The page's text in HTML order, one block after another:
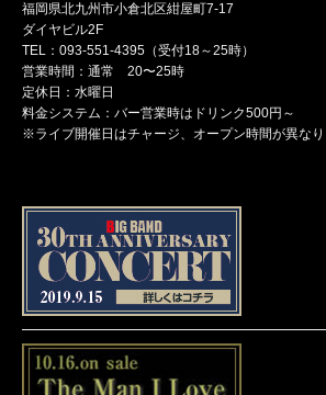
福岡県北九州市小倉北区紺屋町7-17
ダイヤビル2F
TEL：093-551-4395（受付18～25時）
営業時間：通常 20〜25時
定休日：水曜日
料金システム：バー営業時はドリンク500円～
※ライブ開催日はチャージ、オープン時間が異なり